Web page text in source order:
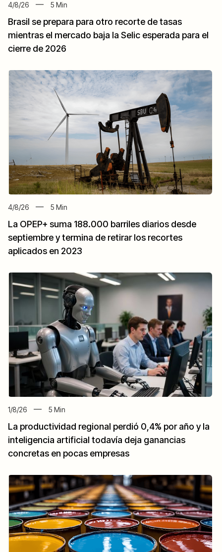
4/8/26 5 Min
Brasil se prepara para otro recorte de tasas
mientras el mercado baja la Selic esperada para el
cierre de 2026
4/8/26 5 Min
La OPEP+ suma 188.000 barriles diarios desde
septiembre y termina de retirar los recortes
aplicados en 2023
1/8/26 5 Min
La productividad regional perdió 0,4% por año y la
inteligencia artificial todavía deja ganancias
concretas en pocas empresas